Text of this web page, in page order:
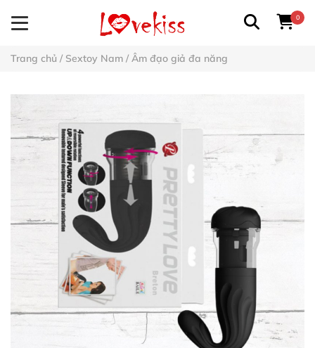
0
Trang chủ / Sextoy Nam / Âm đạo giả đa năng